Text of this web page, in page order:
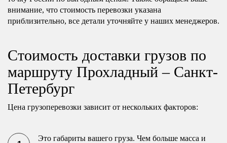
внимание, что стоимость перевозки указана
приблизительно, все детали уточняйте у наших менеджеров.
Стоимость доставки грузов по
маршруту Прохладный – Санкт-
Петербург
Цена грузоперевозки зависит от нескольких факторов:
Это габариты вашего груза. Чем больше масса и